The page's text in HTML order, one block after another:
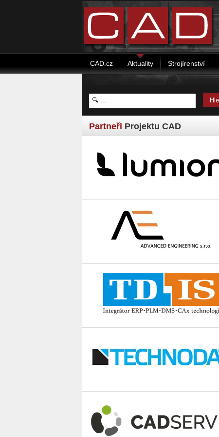
CAD.cz Aktuality Strojírenství
Partneři Projektu CAD